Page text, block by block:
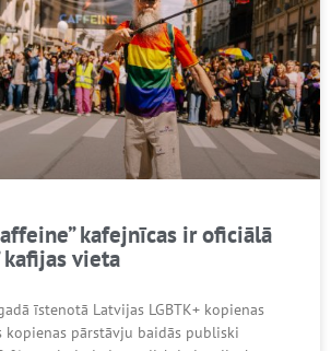
kafejnīcas ir oficiālā
kafijas vieta
īstenotā Latvijas LGBTK+ kopienas
kopienas pārstāvju baidās publiski